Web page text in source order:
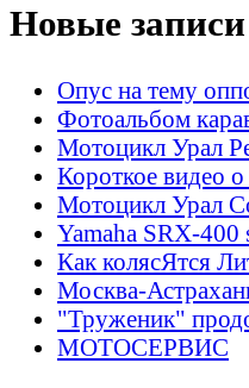
Новые записи
Опус на тему
Фотоальбом
Мотоцикл Урал
Короткое видео
Мотоцикл Урал
Yamaha SRX-400
Как колясЯтся
Москва-
"Труженик"
МОТОСЕРВИС